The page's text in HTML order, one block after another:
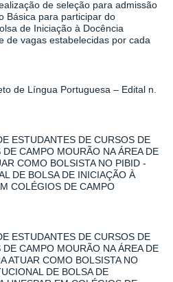
de seleção para admissão
Básica para participar do
de Iniciação à Docência
de vagas estabelecidas por cada
de Língua Portuguesa – Edital n.
ESTUDANTES DE CURSOS DE
CAMPO MOURÃO NA ÁREA DE
COMO BOLSISTA NO PIBID -
DE BOLSA DE INICIAÇÃO À
COLÉGIOS DE CAMPO
ESTUDANTES DE CURSOS DE
CAMPO MOURÃO NA ÁREA DE
ATUAR COMO BOLSISTA NO
DE BOLSA DE